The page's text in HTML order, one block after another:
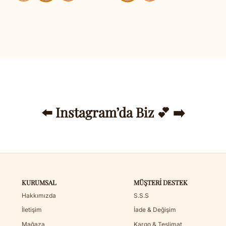
⬅️ Instagram’da Biz 💕 ➡️
KURUMSAL
Hakkımızda
İletişim
Mağaza
MÜŞTERI DESTEK
S.S.S
İade & Değişim
Kargo & Teslimat